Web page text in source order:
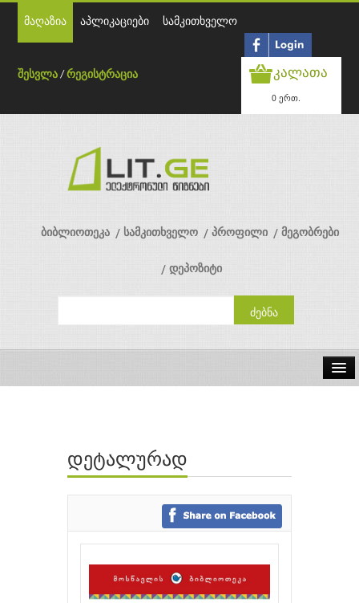
მაღაზია აპლიკაციები სამკითხველო
შესვლა /რეგისტრაცია კალათა
0 ერთ.
ბიბლიოთეკა სამკითხველო პროფილი მეგობრები
დეპოზიტი
ავტორები
გამომცემლობები
დეტალურად